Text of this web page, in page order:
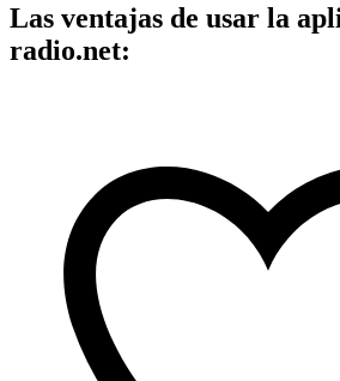
Las ventajas de usar la
radio.net: